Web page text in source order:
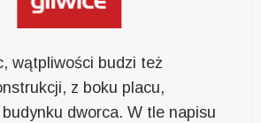
wątpliwości budzi też
z boku placu,
dworca. W tle napisu